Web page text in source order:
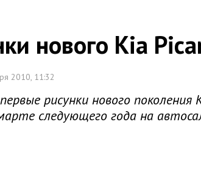
нового Kia
2010, 11:32
рисунки нового поколения
следующего года на